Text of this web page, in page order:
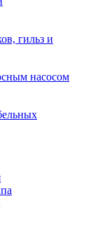
гильз и
насосом